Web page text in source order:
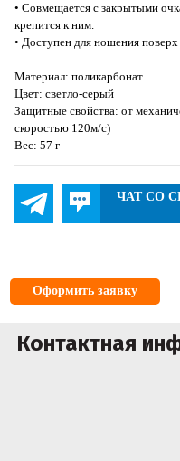
• Совмещается с закрытыми
крепится к ним.
• Доступен для ношения
Материал: поликарбонат
Цвет: светло-серый
Защитные свойства: от
скоростью 120м/с)
Вес: 57 г
ЧАТ СО
Оформить заявку
Контактная